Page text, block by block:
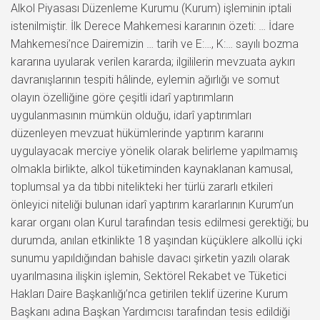
Alkol Piyasası Düzenleme Kurumu (Kurum) işleminin iptali
istenilmiştir. İlk Derece Mahkemesi kararının özeti: … İdare
Mahkemesi’nce Dairemizin … tarih ve E:…, K:… sayılı bozma
kararına uyularak verilen kararda; ilgililerin mevzuata aykırı
davranışlarının tespiti hâlinde, eylemin ağırlığı ve somut
olayın özelliğine göre çeşitli idarî yaptırımların
uygulanmasının mümkün olduğu, idarî yaptırımları
düzenleyen mevzuat hükümlerinde yaptırım kararını
uygulayacak merciye yönelik olarak belirleme yapılmamış
olmakla birlikte, alkol tüketiminden kaynaklanan kamusal,
toplumsal ya da tıbbi nitelikteki her türlü zararlı etkileri
önleyici niteliği bulunan idarî yaptırım kararlarının Kurum’un
karar organı olan Kurul tarafından tesis edilmesi gerektiği; bu
durumda, anılan etkinlikte 18 yaşından küçüklere alkollü içki
sunumu yapıldığından bahisle davacı şirketin yazılı olarak
uyarılmasına ilişkin işlemin, Sektörel Rekabet ve Tüketici
Hakları Daire Başkanlığı’nca getirilen teklif üzerine Kurum
Başkanı adına Başkan Yardımcısı tarafından tesis edildiği